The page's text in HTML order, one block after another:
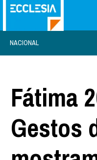
NACIONAL
Fátima
Gestos